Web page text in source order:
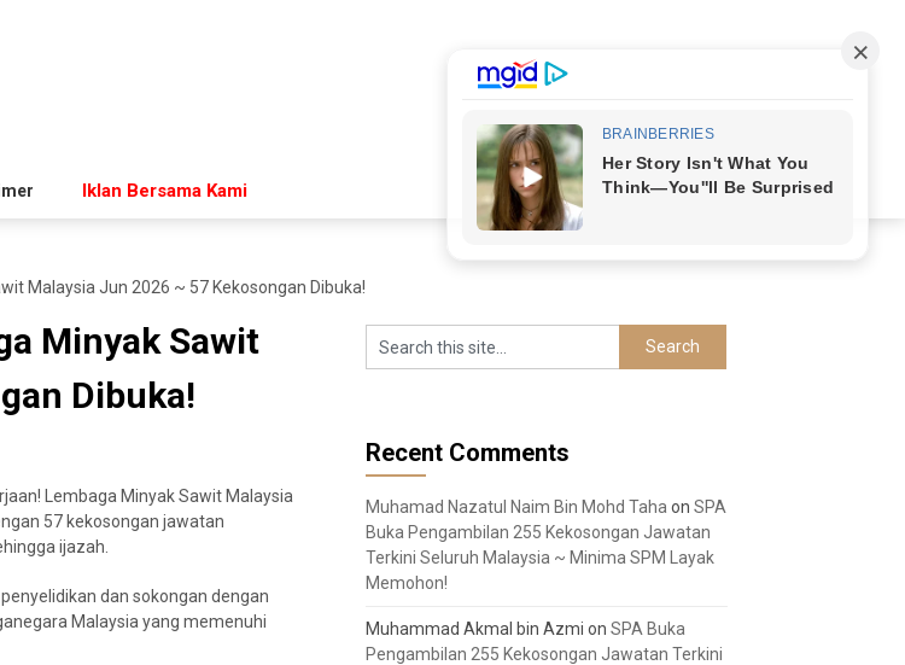
Iklan Bersama Kami
Malaysia Jun 2026 ~ 57 Kekosongan Dibuka!
Minyak Sawit
Dibuka!
Lembaga Minyak Sawit Malaysia
57 kekosongan jawatan
ijazah.
dan sokongan dengan
Malaysia yang memenuhi
Recent Comments
Muhamad Nazatul Naim Bin Mohd Taha on SPA
Buka Pengambilan 255 Kekosongan Jawatan
Terkini Seluruh Malaysia ~ Minima SPM Layak
Memohon!
Muhammad Akmal bin Azmi on SPA Buka
Pengambilan 255 Kekosongan Jawatan Terkini